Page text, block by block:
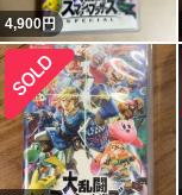
4,900円